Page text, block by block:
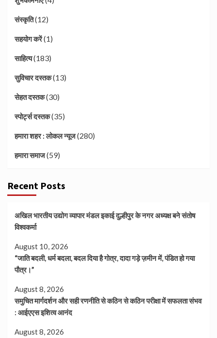
संस्कृति(12)
सहयोग करें(1)
साहित्य(183)
सुविचार दस्तक(13)
सेहत दस्तक(30)
स्पोर्ट्स दस्तक(35)
हमारा शहर : लोकल न्यूज(280)
हमारा समाज(59)
Recent Posts
अखिल भारतीय उद्योग व्यापार मंडल इकाई दुल्हीपुर के नगर अध्यक्ष बने संतोष
विश्वकर्मा
August 10, 2026
“जाति बदली, धर्म बदला, बदल दिया है गोत्र, दादा गड़े ज़मीन में, पंडित हो गया
पौत्र।”
August 8, 2026
समुचित मार्गदर्शन और सही रणनीति से कठिन से कठिन परीक्षा में सफलता संभव
: आईएएस इशित्व आनंद
August 8, 2026